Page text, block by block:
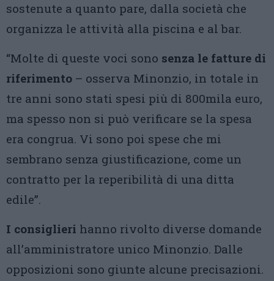
sostenute a quanto pare, dalla società che
organizza le attività alla piscina e al bar.
“Molte di queste voci sono senza le fatture di
riferimento – osserva Minonzio, in totale in
tre anni sono stati spesi più di 800mila euro,
ma spesso non si può verificare se la spesa
era congrua. Vi sono poi spese che mi
sembrano senza giustificazione, come un
contratto per la reperibilità di una ditta
edile”.
I consiglieri hanno rivolto diverse domande
all’amministratore unico Minonzio. Dalle
opposizioni sono giunte alcune precisazioni.